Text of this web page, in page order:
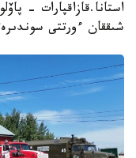
استانا.قازاقپارات -
شىققان ءورتتى